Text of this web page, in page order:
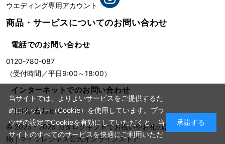
ウエディング専用アカウント
商品・サービスについてのお問い合わせ
電話でのお問い合わせ
0120-780-087
（受付時間／平日9:00～18:00）
インターネットでのお問い合わせ
お問い合わせフォーム
© 2023 - 2026カタログギフトでお祝いやお礼の記念に残る贈り
物｜マイプレシャス公式オンラインストア
当サイトでは、よりよいサービスをご提供するた
めにクッキー（Cookie）を使用しています。ブラ
ウザの設定でCookieを有効にしていただくと、当
サイトのすべてのサービスを快適にご利用いただ
承諾する